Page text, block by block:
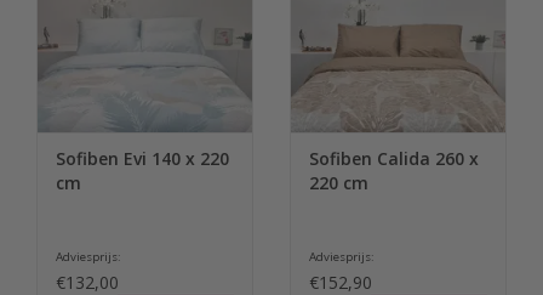
Sofiben Evi 140 x 220
cm
Adviesprijs:
€132,00
Sofiben Calida 260 x
220 cm
Adviesprijs:
€152,90